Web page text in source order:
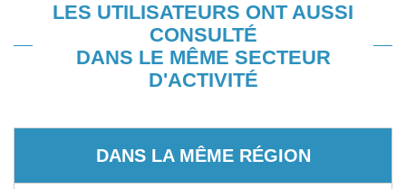
LES UTILISATEURS ONT AUSSI
CONSULTÉ
DANS LE MÊME SECTEUR
D'ACTIVITÉ
DANS LA MÊME RÉGION